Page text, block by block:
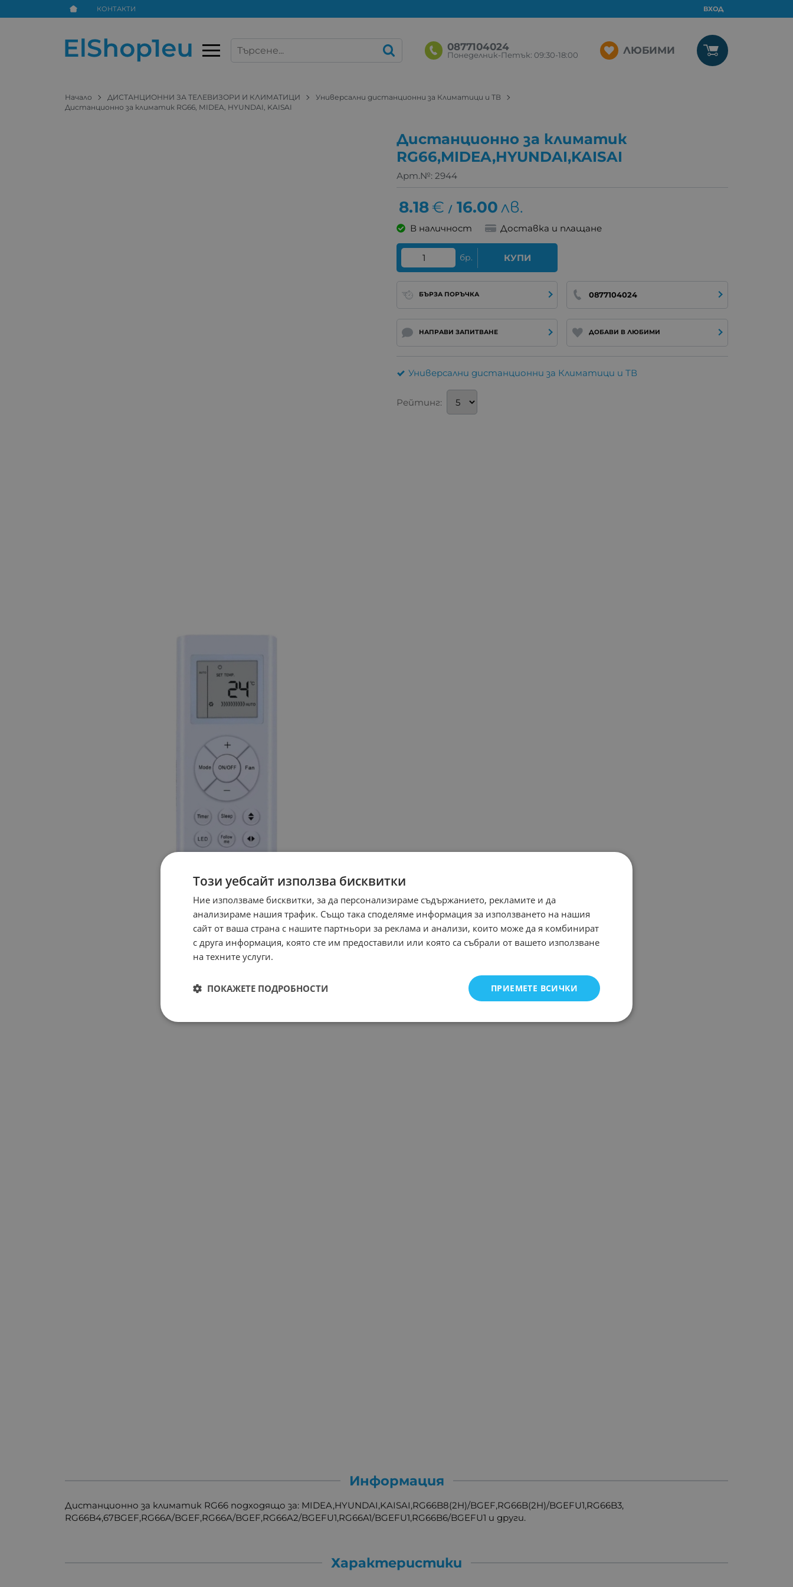
КОНТАКТИ ВХОД
0877104024
Понеделник-Петък: 09:30-18:00 ЛЮБИМИ
Начало ДИСТАНЦИОННИ ЗА ТЕЛЕВИЗОРИ И КЛИМАТИЦИ
Универсални дистанционни за Климатици и ТВ
Дистанционно за климатик RG66, MIDEA, HYUNDAI, KAISAI
Дистанционно за климатик
RG66,MIDEA,HYUNDAI,KAISAI
Арт.№: 2944
8.18€ / 16.00лв.
В наличност Доставка и плащане
бр. КУПИ
БЪРЗА ПОРЪЧКА 0877104024
НАПРАВИ ЗАПИТВАНЕ ДОБАВИ В ЛЮБИМИ
Универсални дистанционни за Климатици и ТВ
Рейтинг:
Информация
Дистанционно за климатик RG66 подходящо за: MIDEA,HYUNDAI,KAISAI,RG66B8(2H)/BGEF,RG66B(2H)/BGEFU1,RG66B3,
RG66B4,67BGEF,RG66A/BGEF,RG66A/BGEF,RG66A2/BGEFU1,RG66A1/BGEFU1,RG66B6/BGEFU1 и други.
Характеристики
Този уебсайт използва бисквитки
Ние използваме бисквитки, за да персонализираме съдържанието, рекламите и да
анализираме нашия трафик. Също така споделяме информация за използването на нашия
сайт от ваша страна с нашите партньори за реклама и анализи, които може да я комбинират
с друга информация, която сте им предоставили или която са събрали от вашето използване
на техните услуги.
ПРИЕМЕТЕ ВСИЧКИ
ПОКАЖЕТЕ ПОДРОБНОСТИ